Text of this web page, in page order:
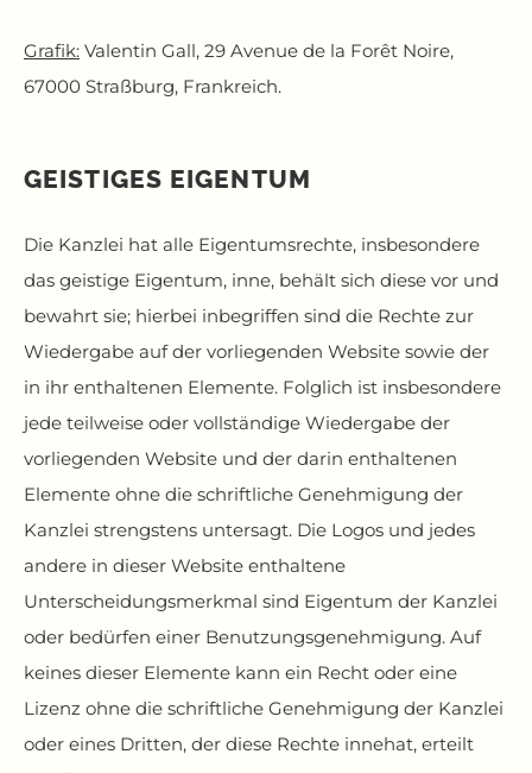
Grafik: Valentin Gall, 29 Avenue de la Forêt Noire,
67000 Straßburg, Frankreich.
GEISTIGES EIGENTUM
Die Kanzlei hat alle Eigentumsrechte, insbesondere
das geistige Eigentum, inne, behält sich diese vor und
bewahrt sie; hierbei inbegriffen sind die Rechte zur
Wiedergabe auf der vorliegenden Website sowie der
in ihr enthaltenen Elemente. Folglich ist insbesondere
jede teilweise oder vollständige Wiedergabe der
vorliegenden Website und der darin enthaltenen
Elemente ohne die schriftliche Genehmigung der
Kanzlei strengstens untersagt. Die Logos und jedes
andere in dieser Website enthaltene
Unterscheidungsmerkmal sind Eigentum der Kanzlei
oder bedürfen einer Benutzungsgenehmigung. Auf
keines dieser Elemente kann ein Recht oder eine
Lizenz ohne die schriftliche Genehmigung der Kanzlei
oder eines Dritten, der diese Rechte innehat, erteilt